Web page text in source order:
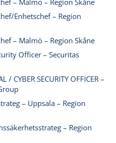
Enhetschef – Region
– Malmö – Region Skåne
Officer – Securitas
/ CYBER SECURITY OFFICER –
– Uppsala – Region
– Region